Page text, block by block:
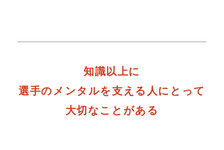
知識以上に
選手のメンタルを支える人にとって
大切なことがある